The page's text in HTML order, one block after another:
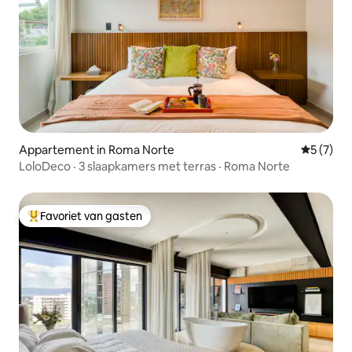
Appartement in Roma Norte
5 (7)
LoloDeco · 3 slaapkamers met terras · Roma Norte
Topfavoriet van gasten
Favoriet van gasten